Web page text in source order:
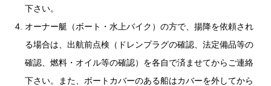
下さい。
オーナー艇（ボート・水上バイク）の方で、揚降を依頼され
る場合は、出航前点検（ドレンプラグの確認、法定備品等の
確認、燃料・オイル等の確認）を各自で済ませてからご連絡
下さい。また、ボートカバーのある船はカバーを外してから